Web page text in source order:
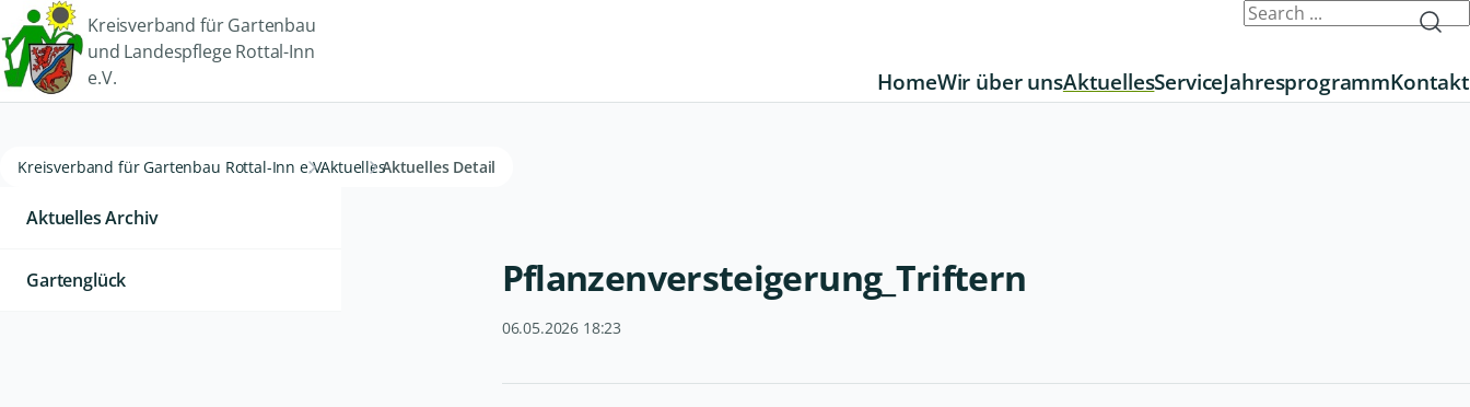
Kreisverband für Gartenbau
und Landespflege Rottal-Inn
e.V.
HomeWir über unsAktuellesServiceJahresprogrammKontakt
Kreisverband für Gartenbau Rottal-Inn e.V.AktuellesAktuelles Detail
Pflanzenversteigerung_Triftern
06.05.2026 18:23
Aktuelles Archiv
Gartenglück